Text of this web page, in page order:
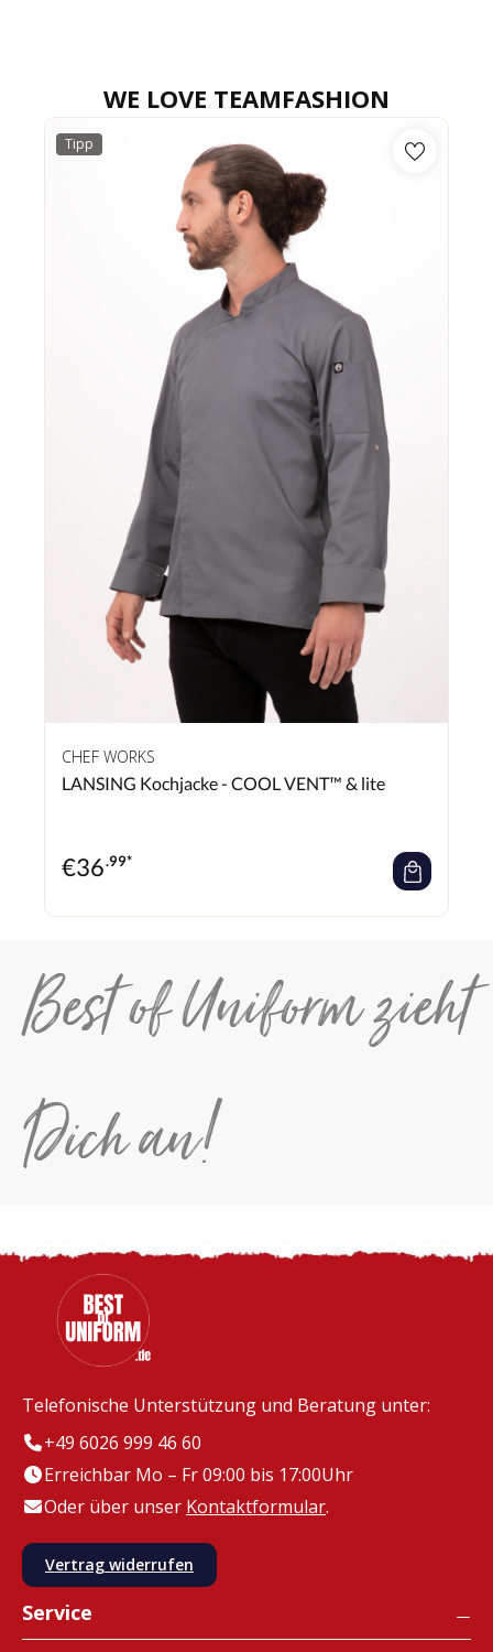
WE LOVE TEAMFASHION
Tipp
CHEF WORKS
LANSING Kochjacke - COOL VENT™ & lite
€36.99*
Best of Uniform zieht
Dich an!
Telefonische Unterstützung und Beratung unter:
+49 6026 999 46 60
Erreichbar Mo – Fr 09:00 bis 17:00Uhr
Oder über unser Kontaktformular.
Vertrag widerrufen
Service